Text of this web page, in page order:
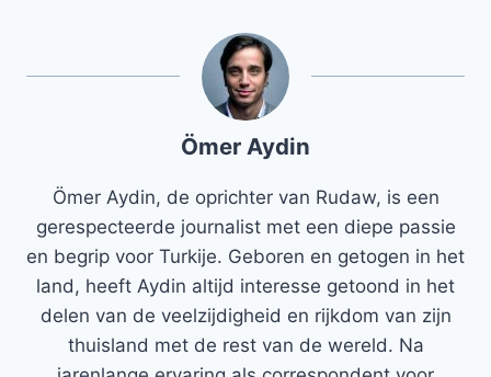
Ömer Aydin
Ömer Aydin, de oprichter van Rudaw, is een
gerespecteerde journalist met een diepe passie
en begrip voor Turkije. Geboren en getogen in het
land, heeft Aydin altijd interesse getoond in het
delen van de veelzijdigheid en rijkdom van zijn
thuisland met de rest van de wereld. Na